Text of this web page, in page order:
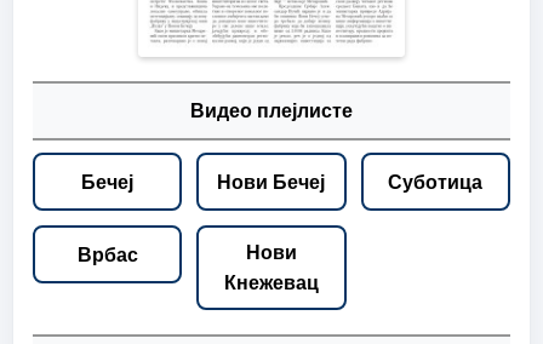
Видео плејлисте
Бечеј Нови Бечеј Суботица
Врбас
Нови
Кнежевац